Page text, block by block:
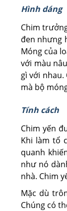
Hình dáng
Chim
đen nhưng
Móng của
với màu
gì với nhau.
mà bộ
Tính cách
Chim yến
Khi làm tổ
quanh
như nó
nhà. Chim
Mặc dù
Chúng có